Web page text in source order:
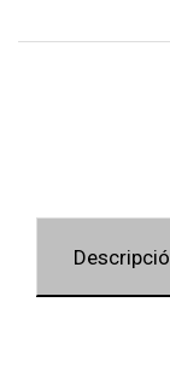
Descripció